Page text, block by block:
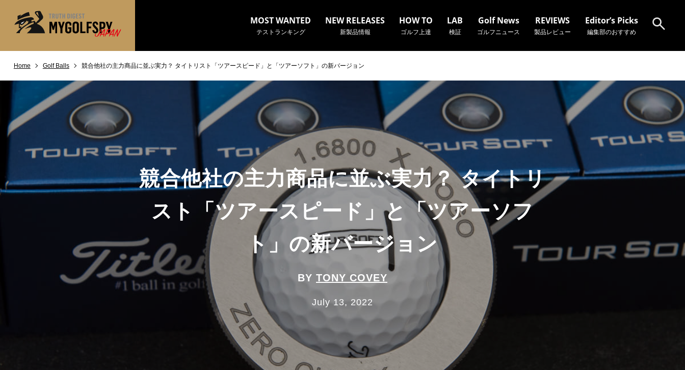
MOST WANTED
テストランキング
NEW RELEASES
新製品情報
HOW TO
ゴルフ上達
LAB
検証
Golf News
ゴルフニュース
REVIEWS
製品レビュー
Editor’s Picks
編集部のおすすめ
Home Golf Balls 競合他社の主力商品に並ぶ実力？ タイトリスト「ツアースピード」と「ツアーソフト」の新バージョン
競合他社の主力商品に並ぶ実力？ タイトリ
スト「ツアースピード」と「ツアーソフ
ト」の新バージョン
BY TONY COVEY
July 13, 2022
MOST WANTED
NEW RELEASES
HOW TO ゴルフ上達・実践テクニック
テスト・データ検証
Golf News ゴルフニュース
REVIEWS 製品レビュー
ハイブリッド
ウェッジ
※メーカー名やクラブ名など、検索したい事柄を入力してください。